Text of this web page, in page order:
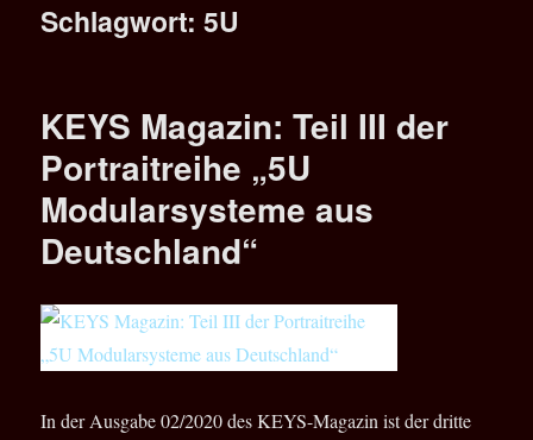
Schlagwort:5U
KEYS Magazin: Teil III der
Portraitreihe „5U
Modularsysteme aus
Deutschland“
In der Ausgabe 02/2020 des KEYS-Magazin ist der dritte